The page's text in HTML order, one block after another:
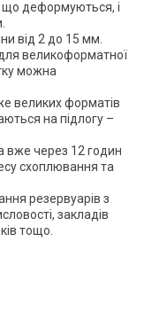
що деформуються, і
від 2 до 15 мм.
для великоформатної
можна
великих форматів
на підлогу –
вже через 12 годин
схоплювання та
резервуарів з
закладів
тощо.